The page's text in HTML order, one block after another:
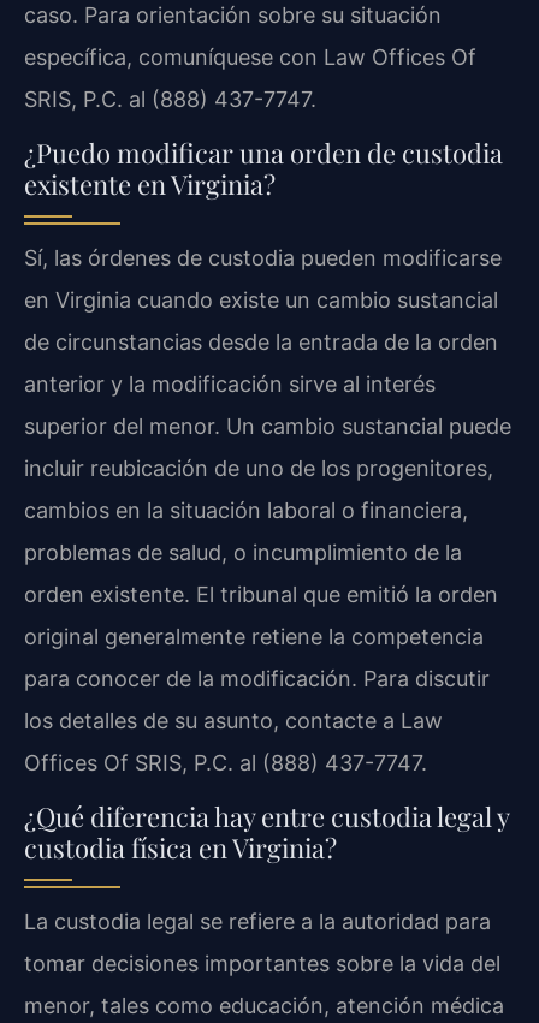
caso. Para orientación sobre su situación
específica, comuníquese con Law Offices Of
SRIS, P.C. al (888) 437-7747.
¿Puedo modificar una orden de custodia
existente en Virginia?
Sí, las órdenes de custodia pueden modificarse
en Virginia cuando existe un cambio sustancial
de circunstancias desde la entrada de la orden
anterior y la modificación sirve al interés
superior del menor. Un cambio sustancial puede
incluir reubicación de uno de los progenitores,
cambios en la situación laboral o financiera,
problemas de salud, o incumplimiento de la
orden existente. El tribunal que emitió la orden
original generalmente retiene la competencia
para conocer de la modificación. Para discutir
los detalles de su asunto, contacte a Law
Offices Of SRIS, P.C. al (888) 437-7747.
¿Qué diferencia hay entre custodia legal y
custodia física en Virginia?
La custodia legal se refiere a la autoridad para
tomar decisiones importantes sobre la vida del
menor, tales como educación, atención médica